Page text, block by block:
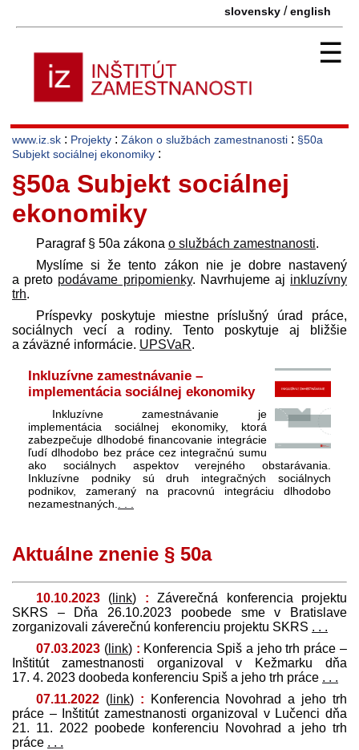
slovensky /english
☰
www.iz.sk : Projekty : Zákon o službách zamestnanosti : §50a
Subjekt sociálnej ekonomiky :
§50a Subjekt sociálnej
ekonomiky
Paragraf § 50a zákona o službách zamestnanosti.
Myslíme si že tento zákon nie je dobre nastavený
a preto podávame pripomienky. Navrhujeme aj inkluzívny
trh.
Príspevky poskytuje miestne príslušný úrad práce,
sociálnych vecí a rodiny. Tento poskytuje aj bližšie
a záväzné informácie. UPSVaR.
Inkluzívne zamestnávanie –
implementácia sociálnej ekonomiky
Inkluzívne zamestnávanie je
implementácia sociálnej ekonomiky, ktorá
zabezpečuje dlhodobé financovanie integrácie
ľudí dlhodobo bez práce cez integračnú sumu
ako sociálnych aspektov verejného obstarávania.
Inkluzívne podniky sú druh integračných sociálnych
podnikov, zameraný na pracovnú integráciu dlhodobo
nezamestnaných.
Aktuálne znenie § 50a
10.10.2023 ( link) : Záverečná konferencia projektu
SKRS – Dňa 26.10.2023 poobede sme v Bratislave
zorganizovali záverečnú konferenciu projektu SKRS . . .
07.03.2023 (link) : Konferencia Spiš a jeho trh práce –
Inštitút zamestnanosti organizoval v Kežmarku dňa
17. 4. 2023 doobeda konferenciu Spiš a jeho trh práce . . .
07.11.2022 (link) : Konferencia Novohrad a jeho trh
práce – Inštitút zamestnanosti organizoval v Lučenci dňa
21. 11. 2022 poobede konferenciu Novohrad a jeho trh
práce . . .